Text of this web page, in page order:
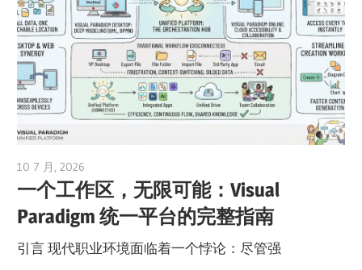
10 7 月, 2026
一个工作区，无限可能：Visual
Paradigm 统一平台的完整指南
引言 现代职业环境面临着一个悖论：尽管强